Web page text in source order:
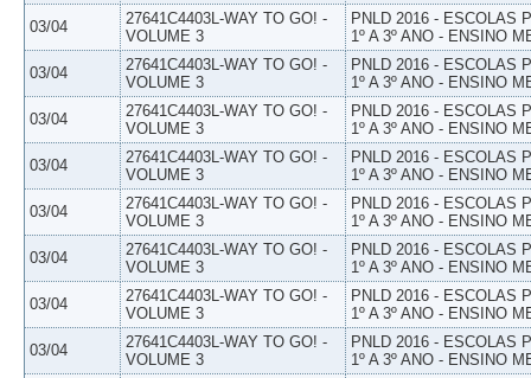
03/04
27641C4403L-WAY TO GO! -
VOLUME 3
PNLD 2016 - ESCOLAS
1º A 3º ANO - ENSINO
03/04
27641C4403L-WAY TO GO! -
VOLUME 3
PNLD 2016 - ESCOLAS
1º A 3º ANO - ENSINO
03/04
27641C4403L-WAY TO GO! -
VOLUME 3
PNLD 2016 - ESCOLAS
1º A 3º ANO - ENSINO
03/04
27641C4403L-WAY TO GO! -
VOLUME 3
PNLD 2016 - ESCOLAS
1º A 3º ANO - ENSINO
03/04
27641C4403L-WAY TO GO! -
VOLUME 3
PNLD 2016 - ESCOLAS
1º A 3º ANO - ENSINO
03/04
27641C4403L-WAY TO GO! -
VOLUME 3
PNLD 2016 - ESCOLAS
1º A 3º ANO - ENSINO
03/04
27641C4403L-WAY TO GO! -
VOLUME 3
PNLD 2016 - ESCOLAS
1º A 3º ANO - ENSINO
03/04
27641C4403L-WAY TO GO! -
VOLUME 3
PNLD 2016 - ESCOLAS
1º A 3º ANO - ENSINO